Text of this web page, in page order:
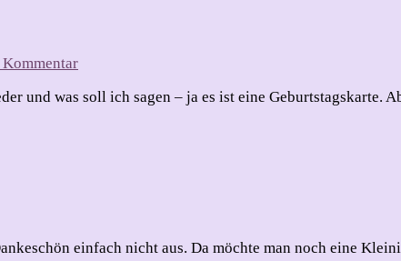
zu
Gute
und was soll ich sagen – ja es ist eine Geburtstagskarte.
einfach nicht aus. Da möchte man noch eine